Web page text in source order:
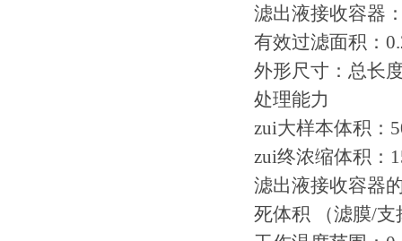
滤出液接收容器
有效过滤面积：
外形尺寸：总长
处理能力
zui大样本体积：
zui终浓缩体积：
滤出液接收容器
死体积 （滤膜/